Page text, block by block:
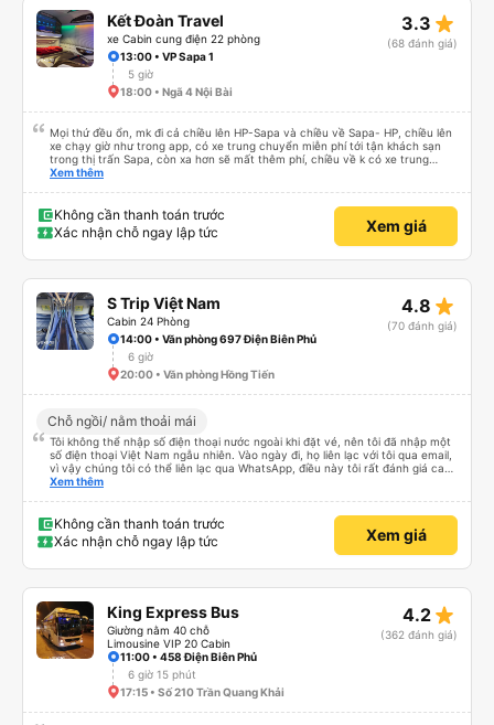
có thể sử dụng chúng vì chúng trống. Nhìn chung là một hành trình rất tốt :)
Kết Đoàn Travel
xe Cabin cung điện 22 phòng
3.3 star_rate
(68 đánh giá)
13:00 • VP Sapa 1
5 giờ
18:00 • Ngã 4 Nội Bài
Mọi thứ đều ổn, mk đi cả chiều lên HP-Sapa và chiều về Sapa- HP, chiều lên
xe chạy giờ như trong app, có xe trung chuyển miễn phí tới tận khách sạn
trong thị trấn Sapa, còn xa hơn sẽ mất thêm phí, chiều về k có xe trung
chuyển đón, phải tự ra điểm đón tại 599 Điện Biên Phủ, chiều về xe đi nhah
Xem thêm
Không cần thanh toán trước
Xác nhận chỗ ngay lập tức
Xem giá
S Trip Việt Nam
Cabin 24 Phòng
4.8 star_rate
(70 đánh giá)
14:00 • Văn phòng 697 Điện Biên Phủ
6 giờ
20:00 • Văn phòng Hồng Tiến
Chỗ ngồi/ nằm thoải mái
Tôi không thể nhập số điện thoại nước ngoài khi đặt vé, nên tôi đã nhập một
số điện thoại Việt Nam ngẫu nhiên. Vào ngày đi, họ liên lạc với tôi qua email,
vì vậy chúng tôi có thể liên lạc qua WhatsApp, điều này tôi rất đánh giá cao.
Hướng dẫn chờ tài xế cũng rất tốt. Xe buýt sạch sẽ, tôi được phát một chai
dừng giữa sân bay và Lào Cai). Tôi không tìm thấy nhà vệ sinh trên xe, nên
hơi hoảng một chút, nhưng tôi đánh giá cao việc xe dừng nghỉ thường xuyên
ở cuối hành trình. Tôi sẽ đánh giá cao hơn nếu điều này được thông báo
Xem thêm
Không cần thanh toán trước
Xác nhận chỗ ngay lập tức
Xem giá
King Express Bus
Giường nằm 40 chỗ
Limousine VIP 20 Cabin
4.2 star_rate
(362 đánh giá)
11:00 • 458 Điện Biên Phủ
6 giờ 15 phút
17:15 • Số 210 Trần Quang Khải